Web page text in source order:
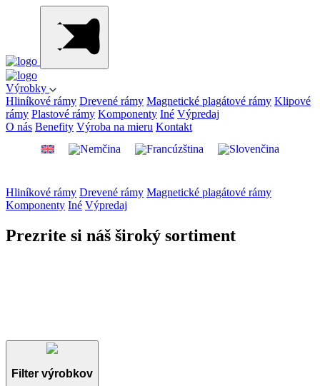
Výrobky
Hliníkové rámy Drevené rámy Magnetické plagátové rámy Klipové
rámy Plastové rámy Komponenty Iné Výpredaj
O nás Benefity Výroba na mieru Kontakt
Hliníkové rámy Drevené rámy Magnetické plagátové rámy
Komponenty Iné Výpredaj
Prezrite si náš široký sortiment
Filter výrobkov